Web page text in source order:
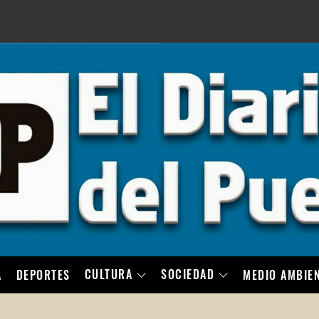
DEPORTES CULTURA SOCIEDAD MEDIO